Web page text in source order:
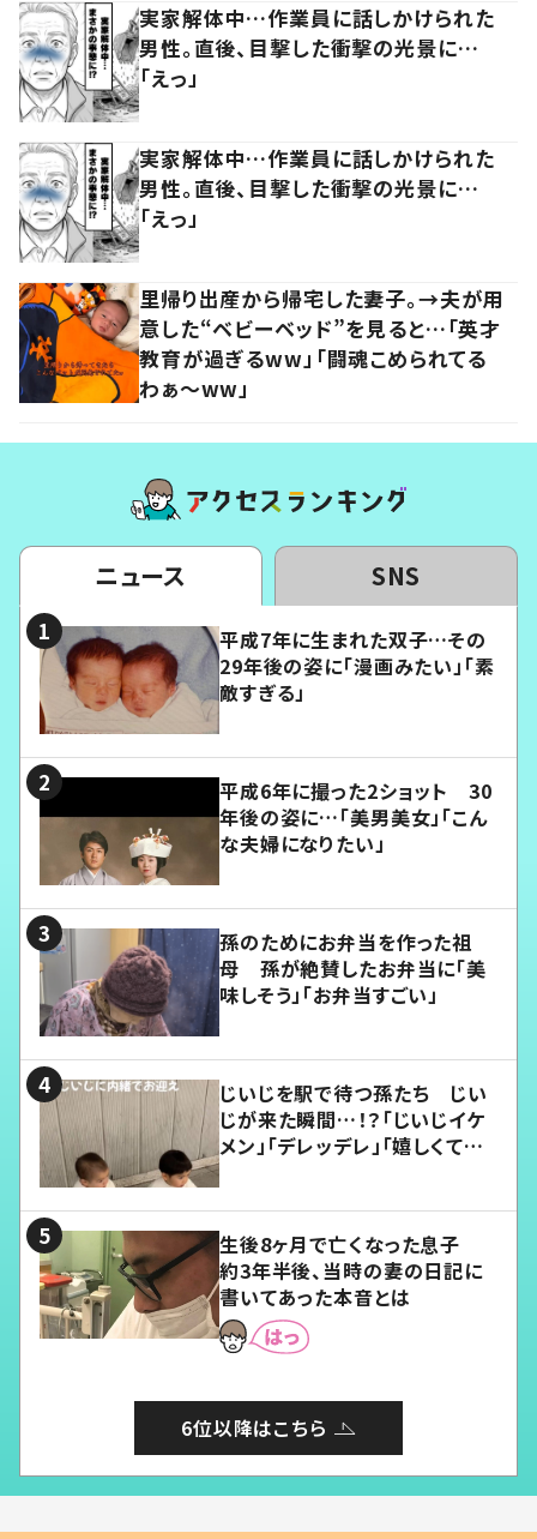
実家解体中…作業員に話しかけられた
男性。直後、目撃した衝撃の光景に…
「えっ」
実家解体中…作業員に話しかけられた
男性。直後、目撃した衝撃の光景に…
「えっ」
里帰り出産から帰宅した妻子。→夫が用
意した“ベビーベッド”を見ると…「英才
教育が過ぎるww」「闘魂こめられてる
わぁ～ww」
ニュース SNS
平成7年に生まれた双子…その
29年後の姿に「漫画みたい」「素
敵すぎる」
平成6年に撮った2ショット 30
年後の姿に…「美男美女」「こん
な夫婦になりたい」
孫のためにお弁当を作った祖
母 孫が絶賛したお弁当に「美
味しそう」「お弁当すごい」
じいじを駅で待つ孫たち じい
じが来た瞬間…！？「じいじイケ
メン」「デレッデレ」「嬉しくて可
生後8ヶ月で亡くなった息子
約3年半後、当時の妻の日記に
書いてあった本音とは
6位以降はこちら